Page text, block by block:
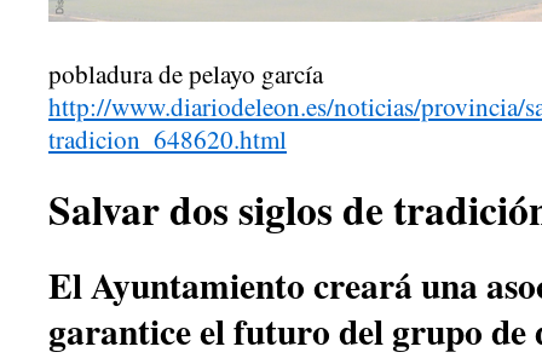
pobladura de pelayo garcía
http://www.diariodeleon.es/noticias/provincia/
tradicion_648620.html
Salvar dos siglos de
El Ayuntamiento creará una
garantice el futuro del grupo de